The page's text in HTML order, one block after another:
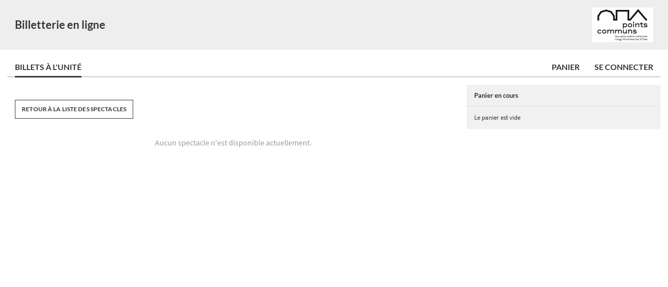
Billetterie en ligne
BILLETS À L'UNITÉ PANIER SE CONNECTER
RETOUR À LA LISTE DES SPECTACLES
Aucun spectacle n'est disponible actuellement.
Panier en cours
Le panier est vide